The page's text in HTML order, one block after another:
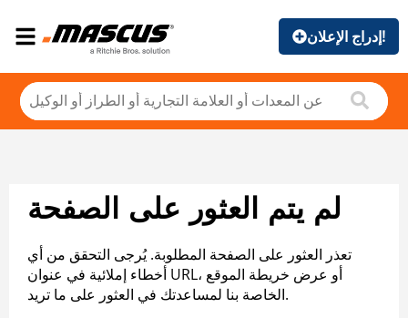
إدراج الإعلان!
لم يتم العثور على الصفحة
تعذر العثور على الصفحة المطلوبة. يُرجى التحقق من أي
أخطاء إملائية في عنوان URL، أو عرض خريطة الموقع
الخاصة بنا لمساعدتك في العثور على ما تريد.